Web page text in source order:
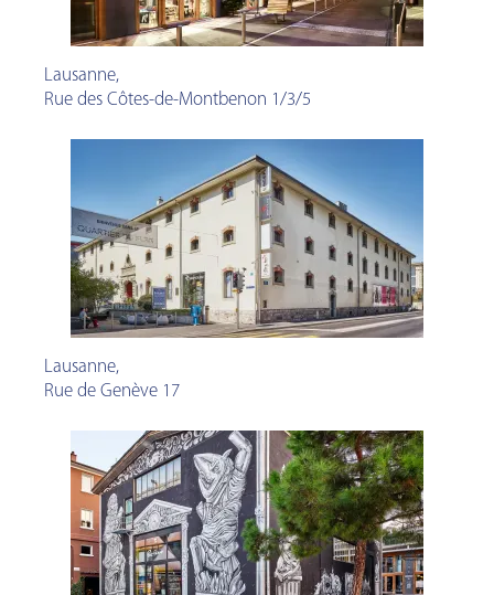
Lausanne,
Rue des Côtes-de-Montbenon 1/3/5
Lausanne,
Rue de Genève 17